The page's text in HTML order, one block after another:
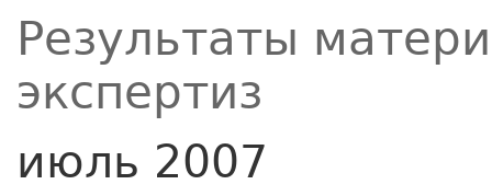
Результаты
экспертиз
июль 2007